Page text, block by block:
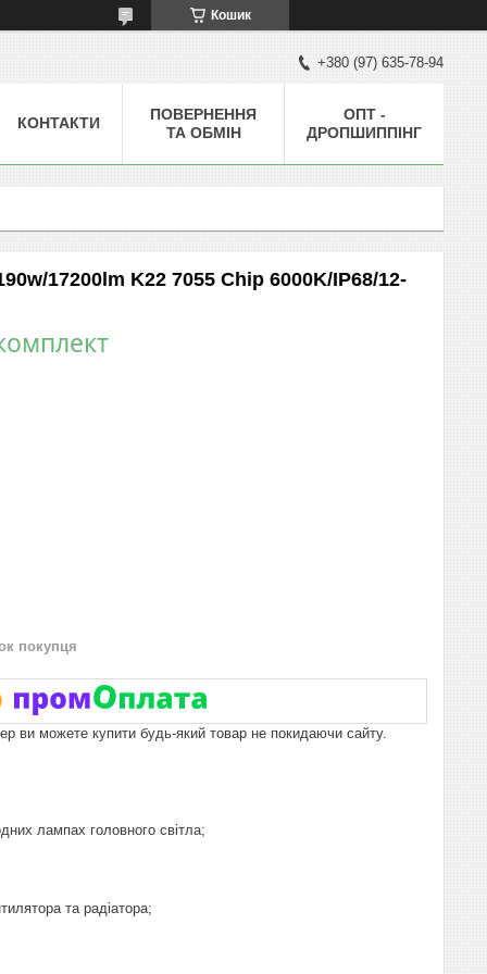
Кошик
+380 (97) 635-78-94
КОНТАКТИ
ПОВЕРНЕННЯ
ТА ОБМІН
ОПТ -
ДРОПШИППІНГ
17200lm K22 7055 Chip 6000K/IP68/12-
покупця
ви можете купити будь-який товар не покидаючи сайту.
лампах головного світла;
та радіатора;